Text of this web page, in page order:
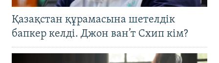
Қазақстан құрамасына шетелдік
бапкер келді. Джон ван’т Схип кім?